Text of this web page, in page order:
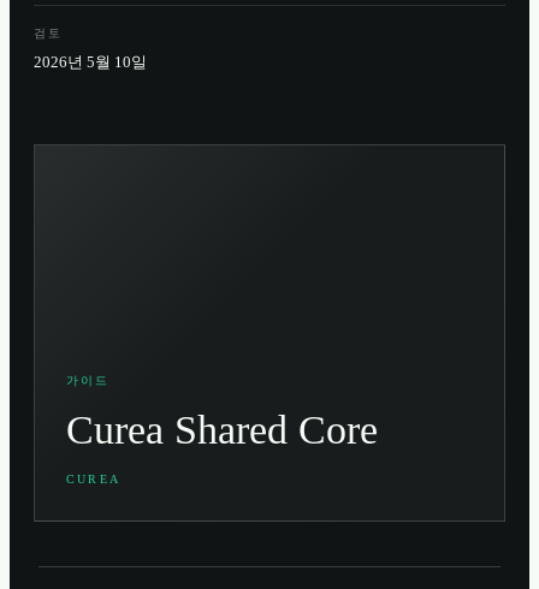
검토
2026년 5월 10일
가이드
Curea Shared Core
CUREA